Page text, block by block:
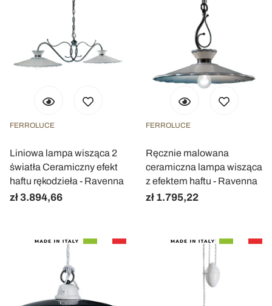
FERROLUCE
Liniowa lampa wisząca 2
światła Ceramiczny efekt
haftu rękodzieła - Ravenna
zł 3.894,66
FERROLUCE
Ręcznie malowana
ceramiczna lampa wisząca
z efektem haftu - Ravenna
zł 1.795,22